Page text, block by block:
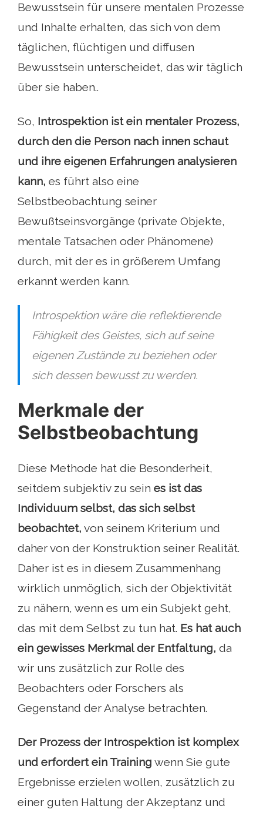
Bewusstsein für unsere mentalen Prozesse
und Inhalte erhalten, das sich von dem
täglichen, flüchtigen und diffusen
Bewusstsein unterscheidet, das wir täglich
über sie haben..
So, Introspektion ist ein mentaler Prozess,
durch den die Person nach innen schaut
und ihre eigenen Erfahrungen analysieren
kann, es führt also eine
Selbstbeobachtung seiner
Bewußtseinsvorgänge (private Objekte,
mentale Tatsachen oder Phänomene)
durch, mit der es in größerem Umfang
erkannt werden kann.
Introspektion wäre die reflektierende
Fähigkeit des Geistes, sich auf seine
eigenen Zustände zu beziehen oder
sich dessen bewusst zu werden.
Merkmale der
Selbstbeobachtung
Diese Methode hat die Besonderheit,
seitdem subjektiv zu sein es ist das
Individuum selbst, das sich selbst
beobachtet, von seinem Kriterium und
daher von der Konstruktion seiner Realität.
Daher ist es in diesem Zusammenhang
wirklich unmöglich, sich der Objektivität
zu nähern, wenn es um ein Subjekt geht,
das mit dem Selbst zu tun hat. Es hat auch
ein gewisses Merkmal der Entfaltung, da
wir uns zusätzlich zur Rolle des
Beobachters oder Forschers als
Gegenstand der Analyse betrachten.
Der Prozess der Introspektion ist komplex
und erfordert ein Training wenn Sie gute
Ergebnisse erzielen wollen, zusätzlich zu
einer guten Haltung der Akzeptanz und